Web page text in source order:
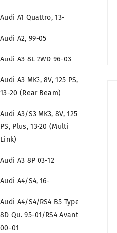
Audi A1 Quattro, 13-
Audi A2, 99-05
Audi A3 8L 2WD 96-03
Audi A3 MK3, 8V, 125 PS,
13-20 (Rear Beam)
Audi A3/S3 MK3, 8V, 125
PS, Plus, 13-20 (Multi
Link)
Audi A3 8P 03-12
Audi A4/S4, 16-
Audi A4/S4/RS4 B5 Type
8D Qu. 95-01/RS4 Avant
00-01